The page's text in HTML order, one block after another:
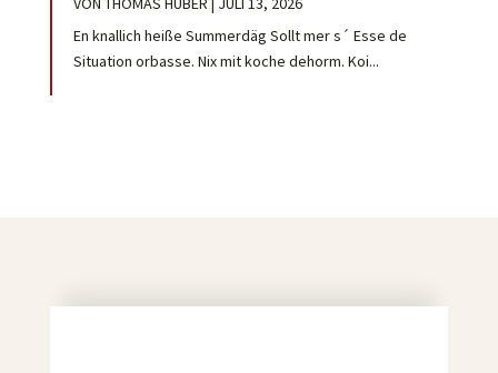
En knallich heiße Summerdäg Sollt mer s´ Esse de
Situation orbasse. Nix mit koche dehorm. Koi...